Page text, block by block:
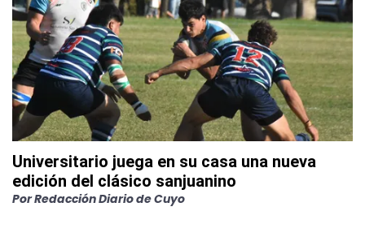
Universitario juega en su casa una nueva
edición del clásico sanjuanino
PorRedacción Diario de Cuyo